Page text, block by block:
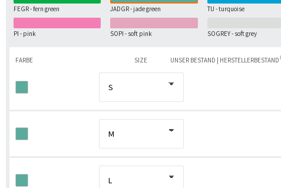
FEGR - fern green JADGR - jade green TU - turquoise
PI - pink SOPI - soft pink SOGREY - soft grey
FARBE SIZE UNSER BESTAND | HERSTELLERBESTAND